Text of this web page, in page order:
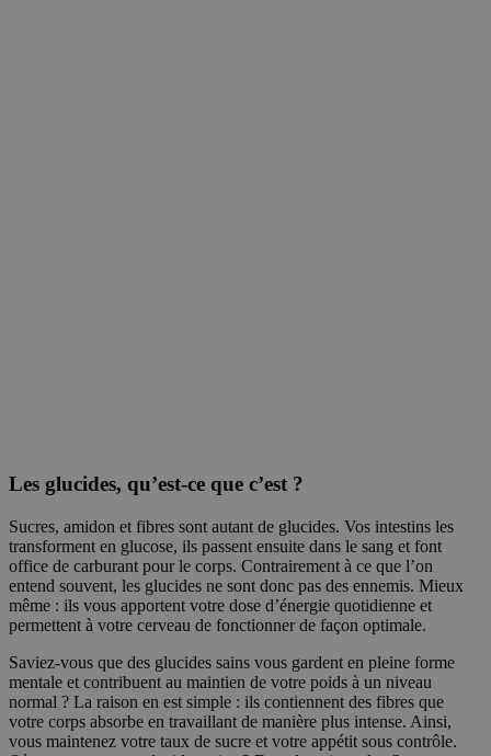
Les glucides, qu’est-ce que c’est ?
Sucres, amidon et fibres sont autant de glucides. Vos intestins les
transforment en glucose, ils passent ensuite dans le sang et font
office de carburant pour le corps. Contrairement à ce que l’on
entend souvent, les glucides ne sont donc pas des ennemis. Mieux
même : ils vous apportent votre dose d’énergie quotidienne et
permettent à votre cerveau de fonctionner de façon optimale.
Saviez-vous que des glucides sains vous gardent en pleine forme
mentale et contribuent au maintien de votre poids à un niveau
normal ? La raison en est simple : ils contiennent des fibres que
votre corps absorbe en travaillant de manière plus intense. Ainsi,
vous maintenez votre taux de sucre et votre appétit sous contrôle.